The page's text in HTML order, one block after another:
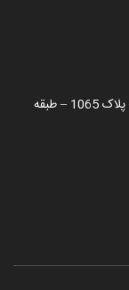
بزرگراه رسالت – بین 16 متری اول و دوم شمالی – پلاک 1065 – طبقه